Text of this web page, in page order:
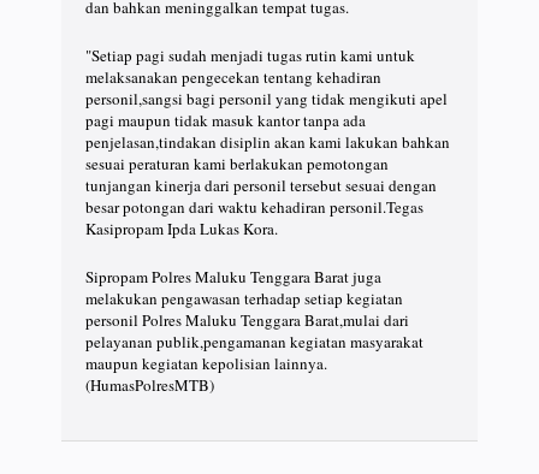
dan bahkan meninggalkan tempat tugas.
"Setiap pagi sudah menjadi tugas rutin kami untuk
melaksanakan pengecekan tentang kehadiran
personil,sangsi bagi personil yang tidak mengikuti apel
pagi maupun tidak masuk kantor tanpa ada
penjelasan,tindakan disiplin akan kami lakukan bahkan
sesuai peraturan kami berlakukan pemotongan
tunjangan kinerja dari personil tersebut sesuai dengan
besar potongan dari waktu kehadiran personil.Tegas
Kasipropam Ipda Lukas Kora.
Sipropam Polres Maluku Tenggara Barat juga
melakukan pengawasan terhadap setiap kegiatan
personil Polres Maluku Tenggara Barat,mulai dari
pelayanan publik,pengamanan kegiatan masyarakat
maupun kegiatan kepolisian lainnya.
(HumasPolresMTB)